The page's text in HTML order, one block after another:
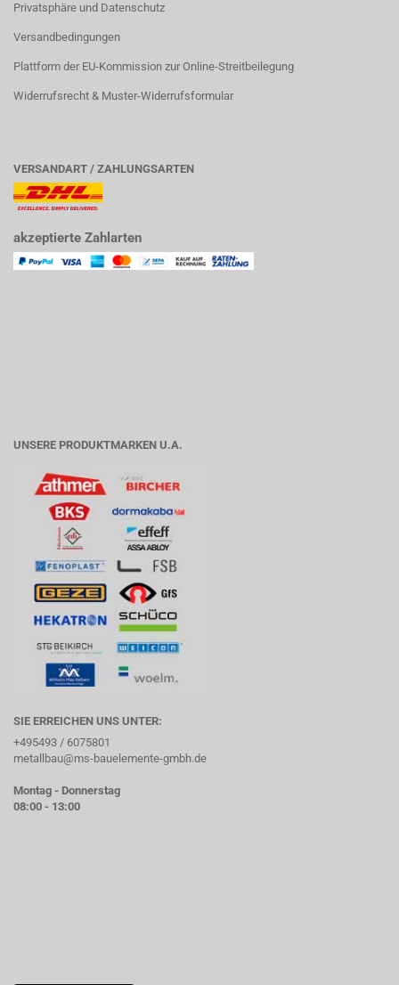
Privatsphäre und Datenschutz
Versandbedingungen
Plattform der EU-Kommission zur Online-Streitbeilegung
Widerrufsrecht & Muster-Widerrufsformular
VERSANDART / ZAHLUNGSARTEN
akzeptierte Zahlarten
UNSERE PRODUKTMARKEN U.A.
SIE ERREICHEN UNS UNTER:
+495493 / 6075801
metallbau@ms-bauelemente-gmbh.de
Montag - Donnerstag
08:00 - 13:00